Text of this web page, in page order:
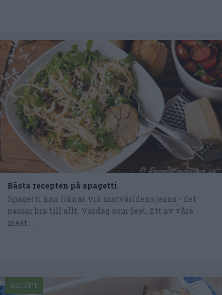
Bästa recepten på spagetti
Spagetti kan liknas vid matvärldens jeans - det
passar bra till allt. Vardag som fest. Ett av våra
mest...
RECEPT